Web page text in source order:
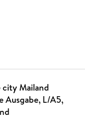
Mailand
L/A5,